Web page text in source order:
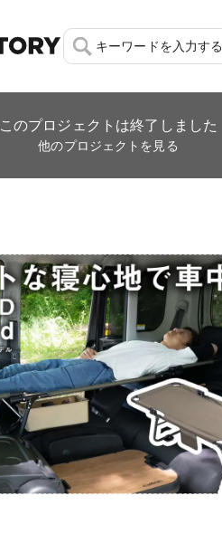
キーワードを入力する
このプロジェクトは終了しました
他のプロジェクトを見る